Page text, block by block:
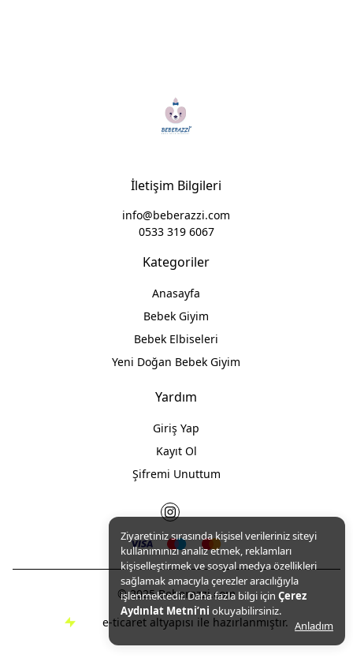
Ziyaretiniz sırasında kişisel verileriniz siteyi
kullanımınızı analiz etmek, reklamları
kişiselleştirmek ve sosyal medya özellikleri
sağlamak amacıyla çerezler aracılığıyla
işlenmektedir. Daha fazla bilgi için Çerez
Aydınlat Metni’ni okuyabilirsiniz.
Anladım
Kategoriler
Anasayfa
Bebek Giyim
Bebek Elbiseleri
Yeni Doğan Bebek Giyim
İletişim Bilgileri
info@beberazzi.com
0533 319 6067
Yardım
Giriş Yap
Kayıt Ol
Şifremi Unuttum
© 2025 Beberazzi.com
e-ticaret altyapısı ile hazırlanmıştır.